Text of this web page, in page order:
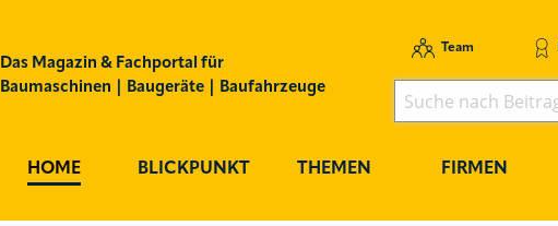
Das Magazin & Fachportal für
Baumaschinen | Baugeräte | Baufahrzeuge
Team
HOME BLICKPUNKT THEMEN FIRMEN